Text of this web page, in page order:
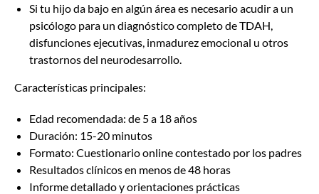
Si tu hijo da bajo en algún área es necesario acudir a un
psicólogo para un diagnóstico completo de TDAH,
disfunciones ejecutivas, inmadurez emocional u otros
trastornos del neurodesarrollo.
Características principales:
Edad recomendada: de 5 a 18 años
Duración: 15-20 minutos
Formato: Cuestionario online contestado por los padres
Resultados clínicos en menos de 48 horas
Informe detallado y orientaciones prácticas